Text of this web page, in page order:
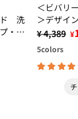
ド 洗
・ハ
＜ビバリ
＞デザイ
¥ 4,389 ¥
5colors